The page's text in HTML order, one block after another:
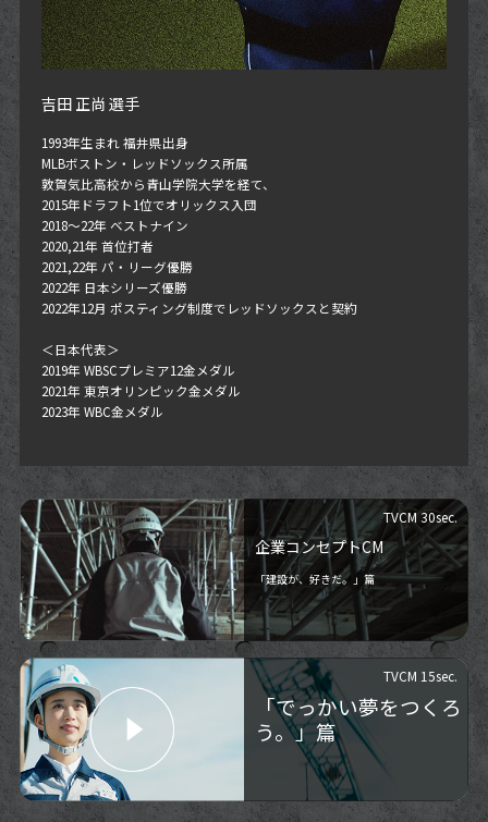
吉田 正尚 選手
1993年生まれ 福井県出身
MLBボストン・レッドソックス所属
敦賀気比高校から青山学院大学を経て、
2015年ドラフト1位でオリックス入団
2018〜22年 ベストナイン
2020,21年 首位打者
2021,22年 パ・リーグ優勝
2022年 日本シリーズ優勝
2022年12月 ポスティング制度でレッドソックスと契約
＜日本代表＞
2019年 WBSCプレミア12金メダル
2021年 東京オリンピック金メダル
2023年 WBC金メダル
TVCM 30sec.
企業コンセプトCM
「建設が、好きだ。」篇
TVCM 15sec.
「でっかい夢をつくろ
う。」篇